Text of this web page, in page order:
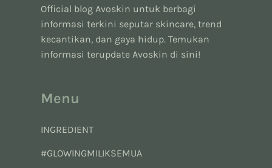
Official blog Avoskin untuk berbagi
informasi terkini seputar skincare, trend
kecantikan, dan gaya hidup. Temukan
informasi terupdate Avoskin di sini!
Menu
INGREDIENT
#GLOWINGMILIKSEMUA